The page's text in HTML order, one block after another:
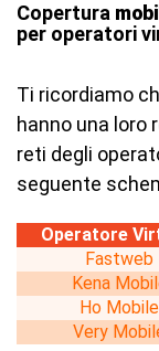
Copertura
per operatori
Ti ricordiamo
hanno una loro
reti degli
seguente
Operatore
Fastweb
Kena
Ho Mobile
Very